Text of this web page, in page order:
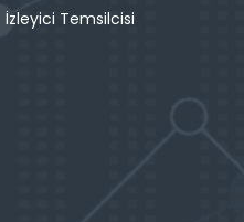
İzleyici Temsilcisi